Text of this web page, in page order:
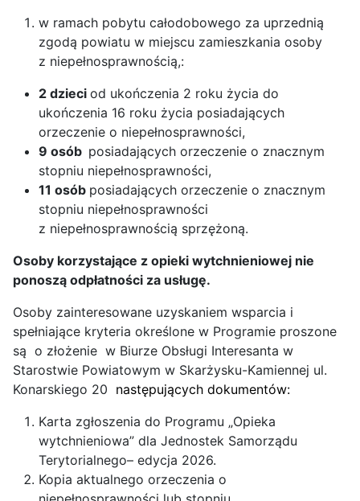
w ramach pobytu całodobowego za uprzednią
zgodą powiatu w miejscu zamieszkania osoby
z niepełnosprawnością,:
2 dzieci od ukończenia 2 roku życia do
ukończenia 16 roku życia posiadających
orzeczenie o niepełnosprawności,
9 osób posiadających orzeczenie o znacznym
stopniu niepełnosprawności,
11 osób posiadających orzeczenie o znacznym
stopniu niepełnosprawności
z niepełnosprawnością sprzężoną.
Osoby korzystające z opieki wytchnieniowej nie
ponoszą odpłatności za usługę.
Osoby zainteresowane uzyskaniem wsparcia i
spełniające kryteria określone w Programie proszone
są o złożenie w Biurze Obsługi Interesanta w
Starostwie Powiatowym w Skarżysku-Kamiennej ul.
Konarskiego 20 następujących dokumentów:
Karta zgłoszenia do Programu „Opieka
wytchnieniowa” dla Jednostek Samorządu
Terytorialnego– edycja 2026.
Kopia aktualnego orzeczenia o